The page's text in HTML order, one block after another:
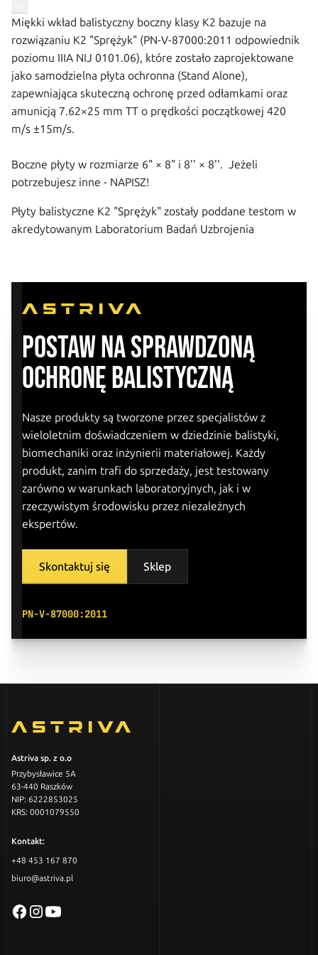
Miękki wkład balistyczny boczny klasy K2 bazuje na
rozwiązaniu K2 "Sprężyk" (PN-V-87000:2011 odpowiednik
poziomu IIIA NIJ 0101.06), które zostało zaprojektowane
jako samodzielna płyta ochronna (Stand Alone),
zapewniająca skuteczną ochronę przed odłamkami oraz
amunicją 7.62×25 mm TT o prędkości początkowej 420
m/s ±15m/s.
Boczne płyty w rozmiarze 6" × 8" i 8'' × 8''. Jeżeli
potrzebujesz inne - NAPISZ!
Płyty balistyczne K2 "Sprężyk" zostały poddane testom w
akredytowanym Laboratorium Badań Uzbrojenia
zgodnie z wymogami Wojska Polskiego. Płyty boczne z
posiadania pozwolenia/koncesji.
Płyta chroni przed amunicją: 0.38 Special, 0.40 S&W, 0.42
Magnum, 7.62x25 FMJS TT.
Cena za komplet 2 sztuk.
POSTAW NA SPRAWDZONĄ
OCHRONĘ BALISTYCZNĄ
Nasze produkty są tworzone przez specjalistów z
wieloletnim doświadczeniem w dziedzinie balistyki,
biomechaniki oraz inżynierii materiałowej. Każdy
produkt, zanim trafi do sprzedaży, jest testowany
zarówno w warunkach laboratoryjnych, jak i w
rzeczywistym środowisku przez niezależnych
ekspertów.
Skontaktuj się Sklep
PN-V-87000:2011
Astriva sp. z o.o
Przybysławice 5A
63-440 Raszków
NIP: 6222853025
KRS: 0001079550
Kontakt:
+48 453 167 870
biuro@astriva.pl